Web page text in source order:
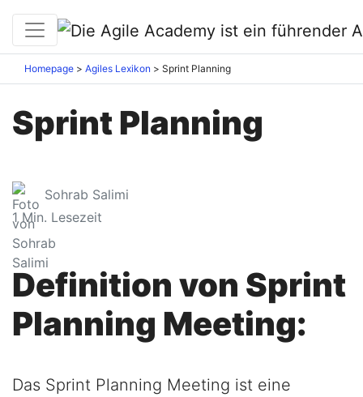
Homepage Agiles Lexikon Sprint Planning
Sprint Planning
Sohrab Salimi
1 Min. Lesezeit
Definition von Sprint
Planning Meeting:
Das Sprint Planning Meeting ist eine